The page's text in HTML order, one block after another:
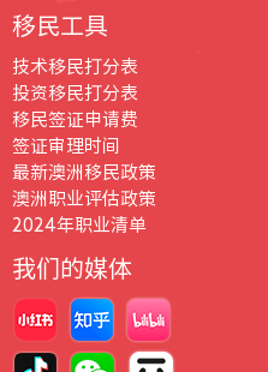
移民工具
技术移民打分表
投资移民打分表
移民签证申请费
签证审理时间
最新澳洲移民政策
澳洲职业评估政策
2024年职业清单
我们的媒体